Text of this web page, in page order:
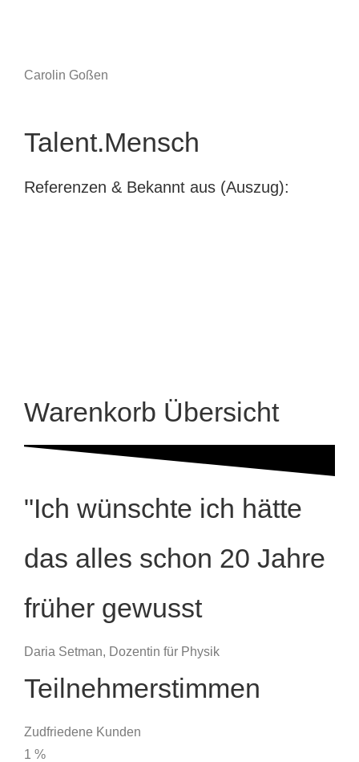
Carolin Goßen
Talent.Mensch
Referenzen & Bekannt aus (Auszug):
Warenkorb Übersicht
"Ich wünschte ich hätte
das alles schon 20 Jahre
früher gewusst
Daria Setman, Dozentin für Physik
Teilnehmerstimmen
Zudfriedene Kunden
1 %